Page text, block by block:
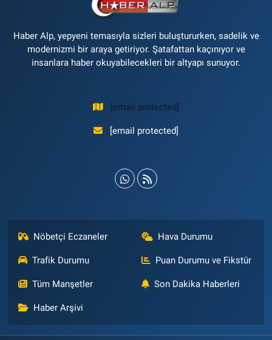
Haber Alp, yepyeni temasıyla sizleri buluştururken, sadelik ve
modernizmi bir araya getiriyor. Şatafattan kaçınıyor ve
insanlara haber okuyabilecekleri bir altyapı sunuyor.
[email protected]
[email protected]
Nöbetçi Eczaneler Hava Durumu
Trafik Durumu Puan Durumu ve Fikstür
Tüm Manşetler Son Dakika Haberleri
Haber Arşivi